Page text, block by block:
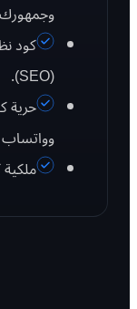
كود
(SEO).